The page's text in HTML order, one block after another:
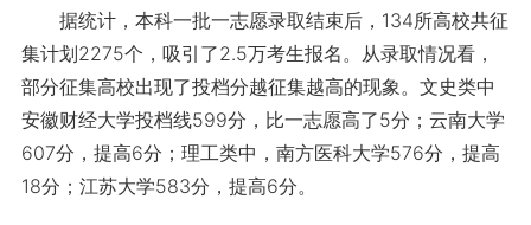
据统计，本科一批一志愿录取结束后，134所高校共征
集计划2275个，吸引了2.5万考生报名。从录取情况看，
部分征集高校出现了投档分越征集越高的现象。文史类中
安徽财经大学投档线599分，比一志愿高了5分；云南大学
607分，提高6分；理工类中，南方医科大学576分，提高
18分；江苏大学583分，提高6分。